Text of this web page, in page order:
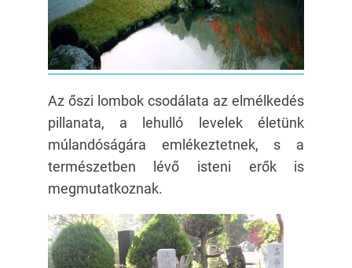
Az őszi lombok csodálata az elmélkedés
pillanata, a lehulló levelek életünk
múlandóságára emlékeztetnek, s a
természetben lévő isteni erők is
megmutatkoznak.